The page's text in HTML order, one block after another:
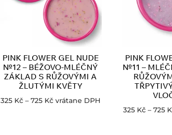
PINK FLOWER GEL NUDE
№12 – BÉŽOVO-MLÉČNÝ
ZÁKLAD S RŮŽOVÝMI A
ŽLUTÝMI KVĚTY
325 Kč – 725 Kč vrátane DPH
PINK
№11 –
325 Kč – 725